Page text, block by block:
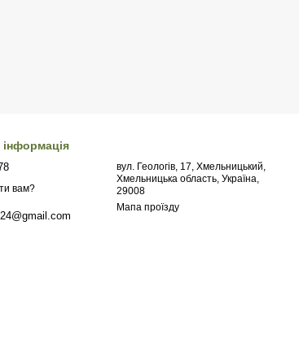
інформація
вам?
вул. Геологів, 17, Хмельницький,
Хмельницька область, Україна,
29008
Мапа проїзду